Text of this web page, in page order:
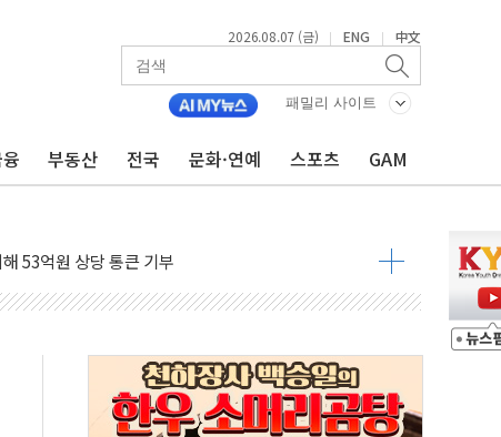
2026.08.07 (금) | ENG | 中文
패밀리 사이트
부동산 전국 문화·연예 스포츠 GAM
뷰티 페스타'…최대 91% 할인
'팔도음식대전'
생계형 적합업종' 재지정...5년 더 보호
가 완화 불확실성에 1.2% 하락 마감
블카드'…휴가철 넘어 장기 고객 묶는다
델 발탁… 부산 광안서 약국 팝업스토어 운영
15% 관세…한국 등엔 '합산 상한' 적용